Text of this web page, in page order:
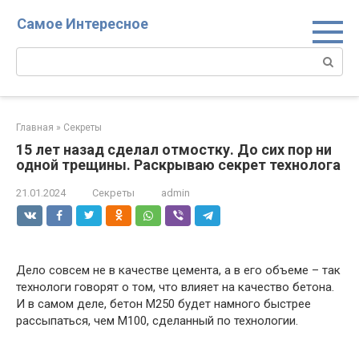
Самое Интересное
Поиск:
Главная » Секреты
15 лет назад сделал отмостку. До сих пор ни
одной трещины. Раскрываю секрет технолога
21.01.2024 Секреты admin
Дело совсем не в качестве цемента, а в его объеме – так
технологи говорят о том, что влияет на качество бетона.
И в самом деле, бетон М250 будет намного быстрее
рассыпаться, чем М100, сделанный по технологии.